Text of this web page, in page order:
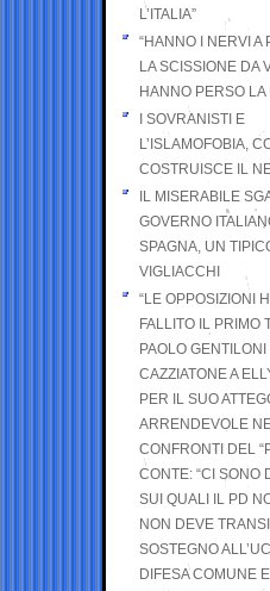
L’ITALIA”
“HANNO I NERVI A
LA SCISSIONE DA
HANNO PERSO LA
I SOVRANISTI E
L’ISLAMOFOBIA,
COSTRUISCE IL
IL MISERABILE
GOVERNO
SPAGNA, UN
VIGLIACCHI
“LE OPPOSIZIONI
FALLITO IL PRIMO
PAOLO GENTILONI
CAZZIATONE A
PER IL SUO
ARRENDEVOLE
CONFRONTI DEL
CONTE: “CI SONO
SUI QUALI IL PD
NON DEVE
SOSTEGNO
DIFESA COMUNE